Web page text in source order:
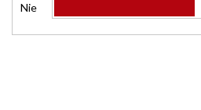
Nie